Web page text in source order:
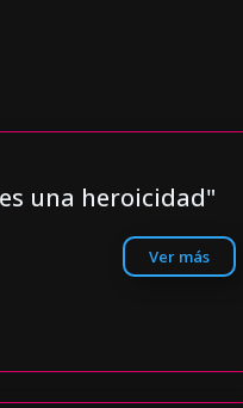
una heroicidad"
Ver más